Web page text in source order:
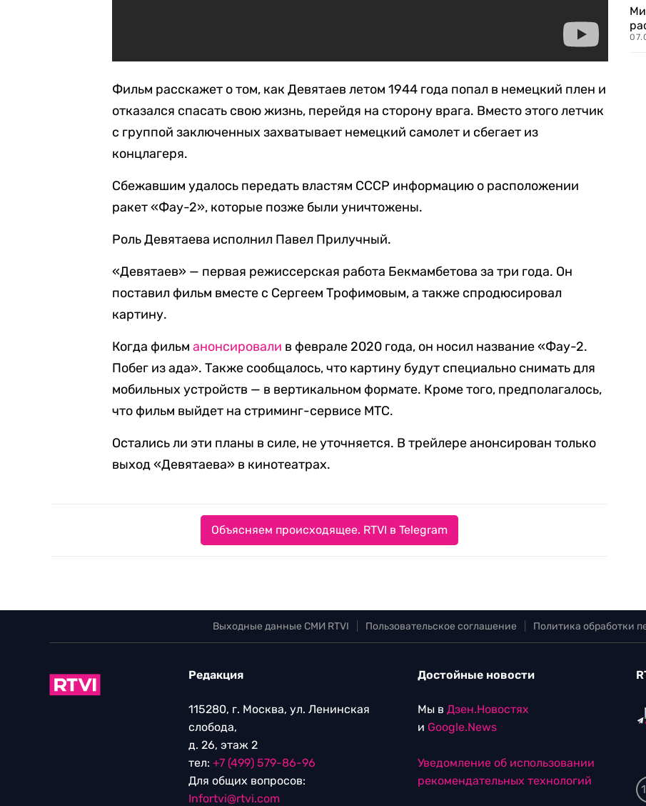
Фильм расскажет о том, как Девятаев летом 1944 года попал в немецкий плен и
отказался спасать свою жизнь, перейдя на сторону врага. Вместо этого летчик
с группой заключенных захватывает немецкий самолет и сбегает из
концлагеря.
Сбежавшим удалось передать властям СССР информацию о расположении
ракет «Фау-2», которые позже были уничтожены.
Роль Девятаева исполнил Павел Прилучный.
«Девятаев» — первая режиссерская работа Бекмамбетова за три года. Он
поставил фильм вместе с Сергеем Трофимовым, а также спродюсировал
картину.
Когда фильманонсировали в феврале 2020 года, он носил название «Фау-2.
Побег из ада». Также сообщалось, что картину будут специально снимать для
мобильных устройств — в вертикальном формате. Кроме того, предполагалось,
что фильм выйдет на стриминг-сервисе МТС.
Остались ли эти планы в силе, не уточняется. В трейлере анонсирован только
выход «Девятаева» в кинотеатрах.
Объясняем происходящее. RTVI в Telegram
Выходные данные СМИ RTVI Пользовательское соглашение Политика обработки
Редакция
115280, г. Москва, ул. Ленинская
слобода,
д. 26, этаж 2
тел: +7 (499) 579-86-96
Для общих вопросов:
Infortvi@rtvi.com
Достойные новости
Мы в Дзен.Новостях
и Google.News
Уведомление об использовании
рекомендательных технологий